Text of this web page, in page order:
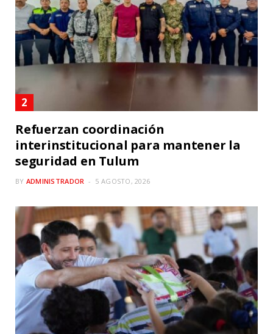
Refuerzan coordinación
interinstitucional para mantener la
seguridad en Tulum
BY ADMINISTRADOR 5 AGOSTO, 2026